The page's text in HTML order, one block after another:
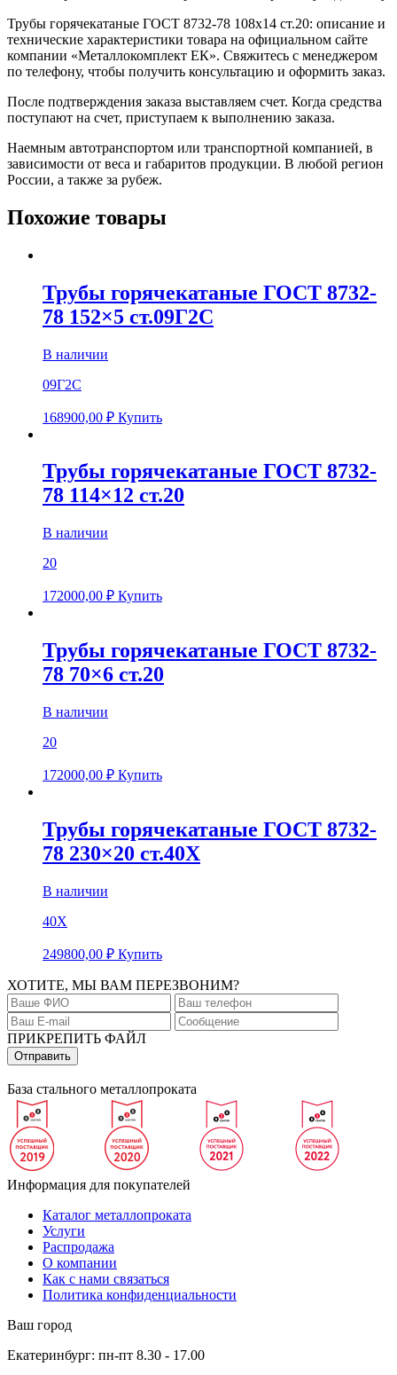
Трубы горячекатаные ГОСТ 8732-78 108x14 ст.20: описание и
технические характеристики товара на официальном сайте
компании «Металлокомплект ЕК». Свяжитесь с менеджером
по телефону, чтобы получить консультацию и оформить заказ.
После подтверждения заказа выставляем счет. Когда средства
поступают на счет, приступаем к выполнению заказа.
Наемным автотранспортом или транспортной компанией, в
зависимости от веса и габаритов продукции. В любой регион
России, а также за рубеж.
Похожие товары
Трубы горячекатаные ГОСТ 8732-
78 152×5 ст.09Г2С
В наличии
09Г2С
168900,00 ₽ Купить
Трубы горячекатаные ГОСТ 8732-
78 114×12 ст.20
В наличии
20
172000,00 ₽ Купить
Трубы горячекатаные ГОСТ 8732-
78 70×6 ст.20
В наличии
20
172000,00 ₽ Купить
Трубы горячекатаные ГОСТ 8732-
78 230×20 ст.40Х
В наличии
40Х
249800,00 ₽ Купить
ХОТИТЕ, МЫ ВАМ ПЕРЕЗВОНИМ?
ПРИКРЕПИТЬ ФАЙЛ
База стального металлопроката
Информация для покупателей
Каталог металлопроката
Услуги
Распродажа
О компании
Как с нами связаться
Политика конфиденциальности
Ваш город
Екатеринбург: пн-пт 8.30 - 17.00